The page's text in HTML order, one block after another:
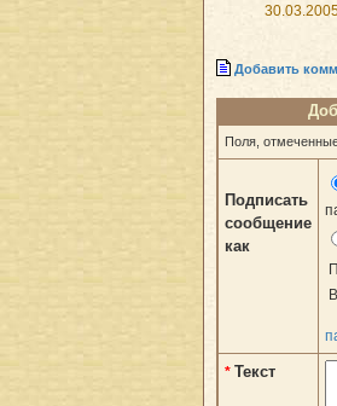
Добавить
Поля,
Подписать
сообщение
как
* Текст